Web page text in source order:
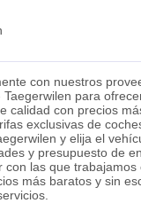
con nuestros
para
calidad con precios
exclusivas de
y elija el
y presupuesto de
con las que trabajamos
más baratos y sin